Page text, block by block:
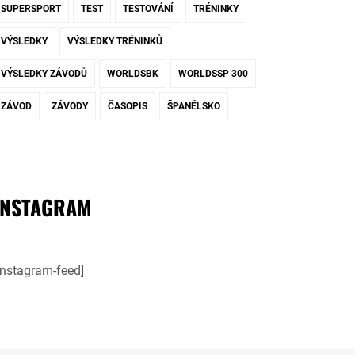
SUPERSPORT TEST TESTOVÁNÍ TRÉNINKY
VÝSLEDKY VÝSLEDKY TRÉNINKŮ
VÝSLEDKY ZÁVODŮ WORLDSBK WORLDSSP 300
ZÁVOD ZÁVODY ČASOPIS ŠPANĚLSKO
feed]